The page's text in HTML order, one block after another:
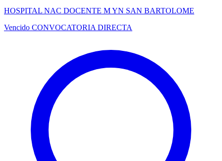
HOSPITAL NAC DOCENTE M YN SAN BARTOLOME
Vencido CONVOCATORIA DIRECTA